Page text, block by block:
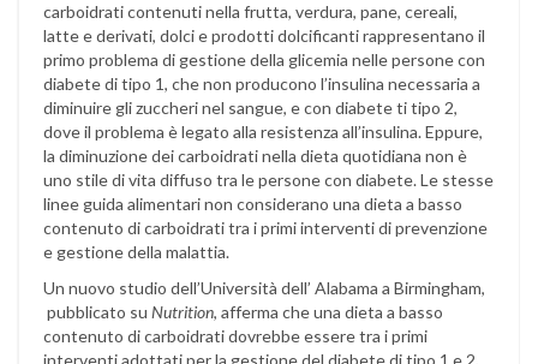
carboidrati contenuti nella frutta, verdura, pane, cereali,
latte e derivati, dolci e prodotti dolcificanti rappresentano il
primo problema di gestione della glicemia nelle persone con
diabete di tipo 1, che non producono l’insulina necessaria a
diminuire gli zuccheri nel sangue, e con diabete ti tipo 2,
dove il problema è legato alla resistenza all’insulina. Eppure,
la diminuzione dei carboidrati nella dieta quotidiana non è
uno stile di vita diffuso tra le persone con diabete. Le stesse
linee guida alimentari non considerano una dieta a basso
contenuto di carboidrati tra i primi interventi di prevenzione
e gestione della malattia.
Un nuovo studio dell’Università dell’ Alabama a Birmingham,
pubblicato su Nutrition, afferma che una dieta a basso
contenuto di carboidrati dovrebbe essere tra i primi